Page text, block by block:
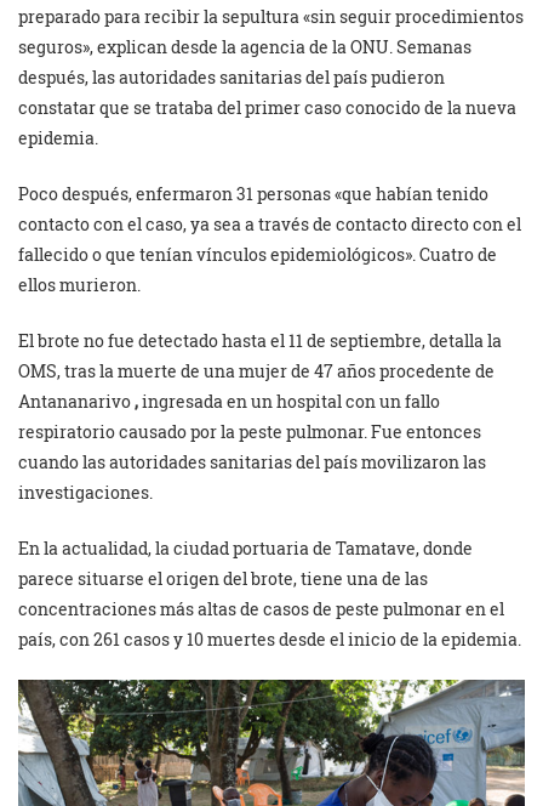
preparado para recibir la sepultura «sin seguir procedimientos
seguros», explican desde la agencia de la ONU. Semanas
después, las autoridades sanitarias del país pudieron
constatar que se trataba del primer caso conocido de la nueva
epidemia.
Poco después, enfermaron 31 personas «que habían tenido
contacto con el caso, ya sea a través de contacto directo con el
fallecido o que tenían vínculos epidemiológicos». Cuatro de
ellos murieron.
El brote no fue detectado hasta el 11 de septiembre, detalla la
OMS, tras la muerte de una mujer de 47 años procedente de
Antananarivo,ingresada en un hospital con un fallo
respiratorio causado por la peste pulmonar. Fue entonces
cuando las autoridades sanitarias del país movilizaron las
investigaciones.
En la actualidad, la ciudad portuaria de Tamatave, donde
parece situarse el origen del brote, tiene una de las
concentraciones más altas de casos de peste pulmonar en el
país, con 261 casos y 10 muertes desde el inicio de la epidemia.